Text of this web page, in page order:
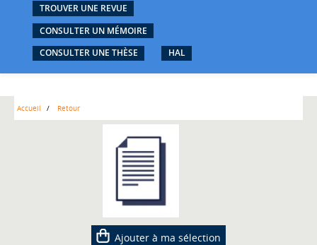
TROUVER UNE REVUE
CONSULTER UN MÉMOIRE
CONSULTER UNE THÈSE
HAL
Accueil Retour
Ajouter à ma sélection